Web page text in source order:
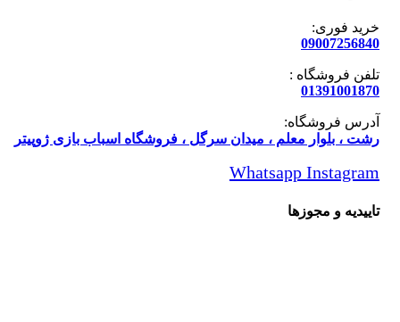
فوری:
فروشگاه :
فروشگاه:
، بلوار معلم ، میدان سرگل ، فروشگاه اسباب بازی ژوپیتر
Whatsapp
و مجوزها